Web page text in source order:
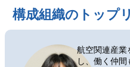
構成組織のトップ
航空関連産業
し、働く仲